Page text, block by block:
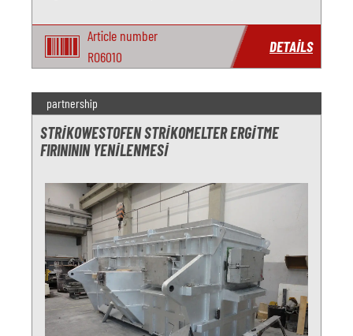
Article number
RO6010
DETAILS
partnership
STRIKOWESTOFEN STRIKOMELTER ERGITME
FIRINININ YENILENMESI